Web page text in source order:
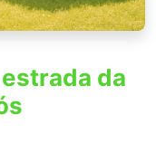
da